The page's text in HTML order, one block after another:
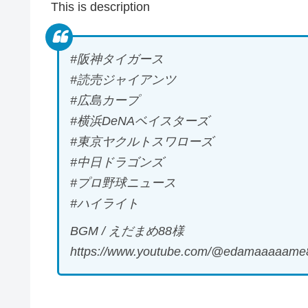
This is description
#阪神タイガース
#読売ジャイアンツ
#広島カープ
#横浜DeNAベイスターズ
#東京ヤクルトスワローズ
#中日ドラゴンズ
#プロ野球ニュース
#ハイライト
BGM / えだまめ88様
https://www.youtube.com/